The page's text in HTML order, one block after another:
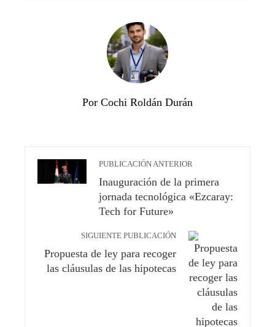
Por Cochi Roldán Durán
PUBLICACIÓN ANTERIOR
Inauguración de la primera
jornada tecnológica «Ezcaray:
Tech for Future»
SIGUIENTE PUBLICACIÓN
Propuesta de ley para recoger
las cláusulas de las hipotecas